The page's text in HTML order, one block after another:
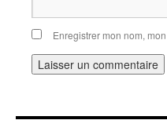
Enregistrer mon nom,